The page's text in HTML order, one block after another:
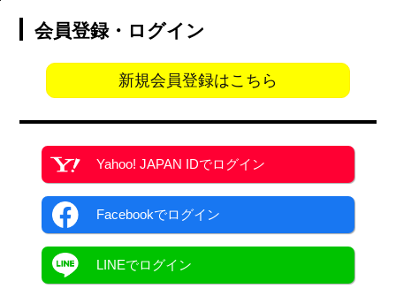
会員登録・ログイン
新規会員登録はこちら
Yahoo! JAPAN IDでログイン
Facebookでログイン
LINEでログイン